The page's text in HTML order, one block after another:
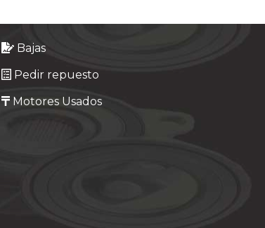
Bajas
Pedir repuesto
Motores Usados